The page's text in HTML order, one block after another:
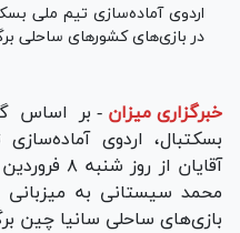
اردوی آماده‌سازی تیم ملی
در بازی‌های کشورهای ساحلی
خبرگزاری میزان - بر اساس
بسکتبال، اردوی
محمد سیستانی به
بازی‌های ساحلی سانیا چین